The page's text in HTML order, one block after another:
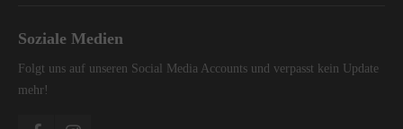
Soziale Medien
Folgt uns auf unseren Social Media Accounts und verpasst kein Update
mehr!